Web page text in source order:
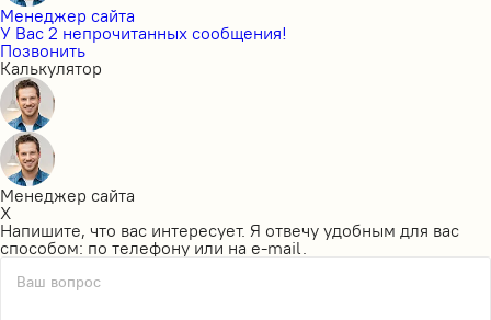
Менеджер сайта
У Вас 2 непрочитанных сообщения!
Позвонить
Калькулятор
Менеджер сайта
X
Напишите, что вас интересует. Я отвечу удобным для вас
способом: по телефону или на e-mail.
Ваш вопрос